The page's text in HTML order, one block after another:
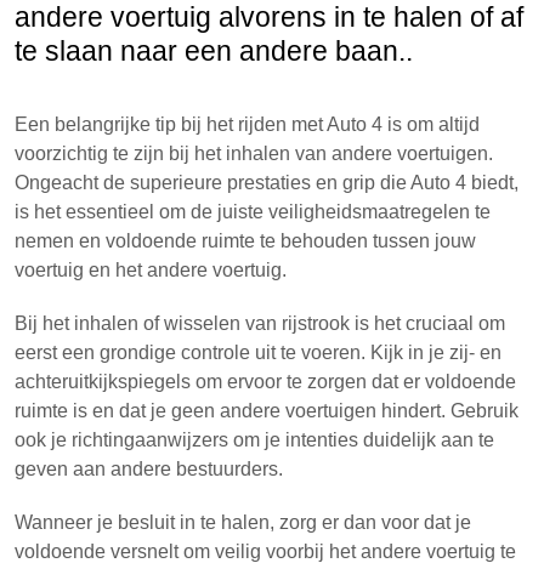
andere voertuig alvorens in te halen of af
te slaan naar een andere baan..
Een belangrijke tip bij het rijden met Auto 4 is om altijd
voorzichtig te zijn bij het inhalen van andere voertuigen.
Ongeacht de superieure prestaties en grip die Auto 4 biedt,
is het essentieel om de juiste veiligheidsmaatregelen te
nemen en voldoende ruimte te behouden tussen jouw
voertuig en het andere voertuig.
Bij het inhalen of wisselen van rijstrook is het cruciaal om
eerst een grondige controle uit te voeren. Kijk in je zij- en
achteruitkijkspiegels om ervoor te zorgen dat er voldoende
ruimte is en dat je geen andere voertuigen hindert. Gebruik
ook je richtingaanwijzers om je intenties duidelijk aan te
geven aan andere bestuurders.
Wanneer je besluit in te halen, zorg er dan voor dat je
voldoende versnelt om veilig voorbij het andere voertuig te